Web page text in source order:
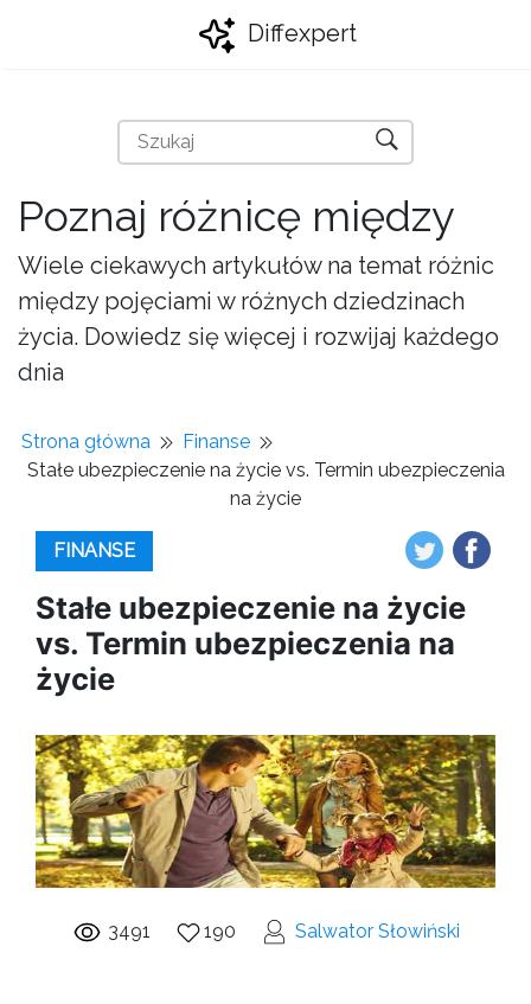
Diffexpert
Poznaj różnicę między
Wiele ciekawych artykułów na temat różnic
między pojęciami w różnych dziedzinach
życia. Dowiedz się więcej i rozwijaj każdego
dnia
Strona główna
Finanse
Stałe ubezpieczenie na życie vs. Termin ubezpieczenia
na życie
FINANSE
Stałe ubezpieczenie na życie
vs. Termin ubezpieczenia na
życie
3491 190 Salwator Słowiński